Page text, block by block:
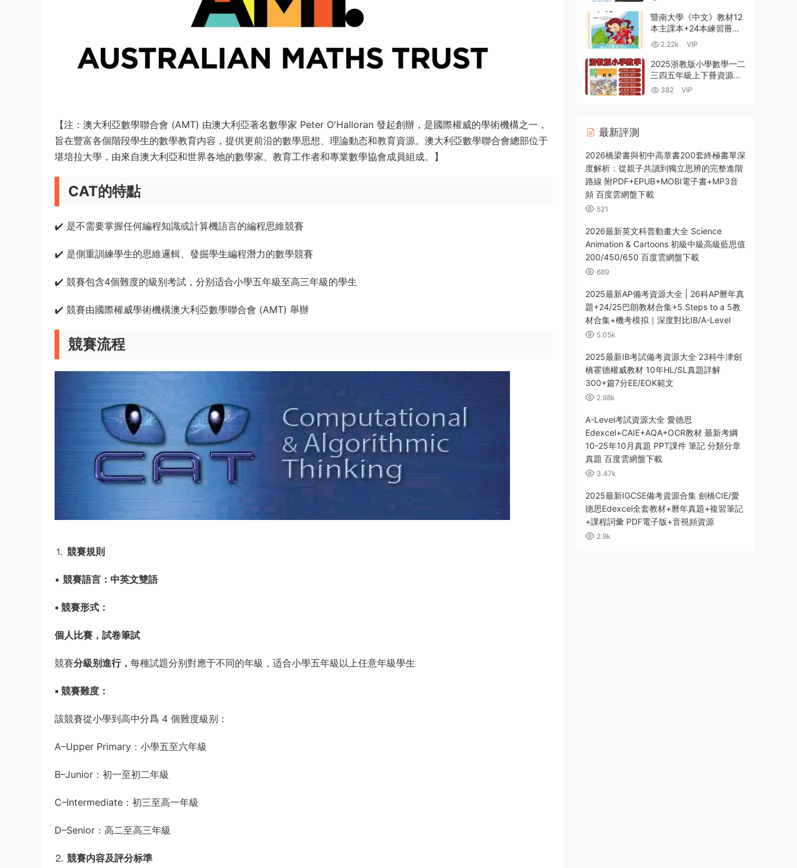
【注：澳大利亞數學聯合會 (AMT) 由澳大利亞著名數學家 Peter O'Halloran 發起創辦，是國際權威的學術機構之一，
旨在豐富各個階段學生的數學教育内容，提供更前沿的數學思想、理論動态和教育資源。澳大利亞數學聯合會總部位于
堪培拉大學，由來自澳大利亞和世界各地的數學家、教育工作者和專業數學協會成員組成。】
CAT的特點
✔️ 是不需要掌握任何編程知識或計算機語言的編程思維競賽
✔️ 是側重訓練學生的思維邏輯、發掘學生編程潛力的數學競賽
✔️ 競賽包含4個難度的級别考試，分别适合小學五年級至高三年級的學生
✔️ 競賽由國際權威學術機構澳大利亞數學聯合會 (AMT) 舉辦
競賽流程
⒈ 競賽規則
▪️ 競賽語言：中英文雙語
▪️ 競賽形式：
個人比賽，試卷筆試
競賽分級别進行， 每種試題分别對應于不同的年級，适合小學五年級以上任意年級學生
▪️ 競賽難度：
該競賽從小學到高中分爲 4 個難度級别：
A–Upper Primary：小學五至六年級
B–Junior：初一至初二年級
C–Intermediate：初三至高一年級
D–Senior：高二至高三年級
⒉ 競賽内容及評分标準
2001-2024真題+解析
+公式集+分類題庫+筆記
百度網盤
暨南大學《中文》教材12
本主課本+24本練習冊
PDF電子版網盤下載 海外
華裔孩子系統學習中文的
經典選擇
2.22k VIP
2025浙教版小學數學一二
三四五年級上下冊資源合
集 教材課本教案PPT課件
382 VIP
最新評測
2026橋梁書與初中高章書200套終極書單深
度解析：從親子共讀到獨立思辨的完整進階
路線 附PDF+EPUB+MOBI電子書+MP3音
頻 百度雲網盤下載
521
2026最新英文科普動畫大全 Science
Animation & Cartoons 初級中級高級藍思值
200/450/650 百度雲網盤下載
689
2025最新AP備考資源大全 | 26科AP曆年真
題+24/25巴朗教材合集+5 Steps to a 5教
材合集+機考模拟｜深度對比IB/A-Level
5.05k
2025最新IB考試備考資源大全 23科牛津劍
橋霍德權威教材 10年HL/SL真題詳解
300+篇7分EE/EOK範文
2.98k
A-Level考試資源大全 愛德思
Edexcel+CAIE+AQA+OCR教材 最新考綱
10-25年10月真題 PPT課件 筆記 分類分章
真題 百度雲網盤下載
3.47k
2025最新IGCSE備考資源合集 劍橋CIE/愛
德思Edexcel全套教材+曆年真題+複習筆記
+課程詞彙 PDF電子版+音視頻資源
2.9k